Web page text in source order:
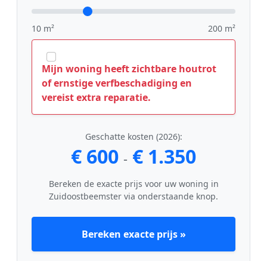
10 m² 200 m²
Mijn woning heeft zichtbare houtrot
of ernstige verfbeschadiging en
vereist extra reparatie.
Geschatte kosten (2026):
€ 600 - € 1.350
Bereken de exacte prijs voor uw woning in
Zuidoostbeemster via onderstaande knop.
Bereken exacte prijs »